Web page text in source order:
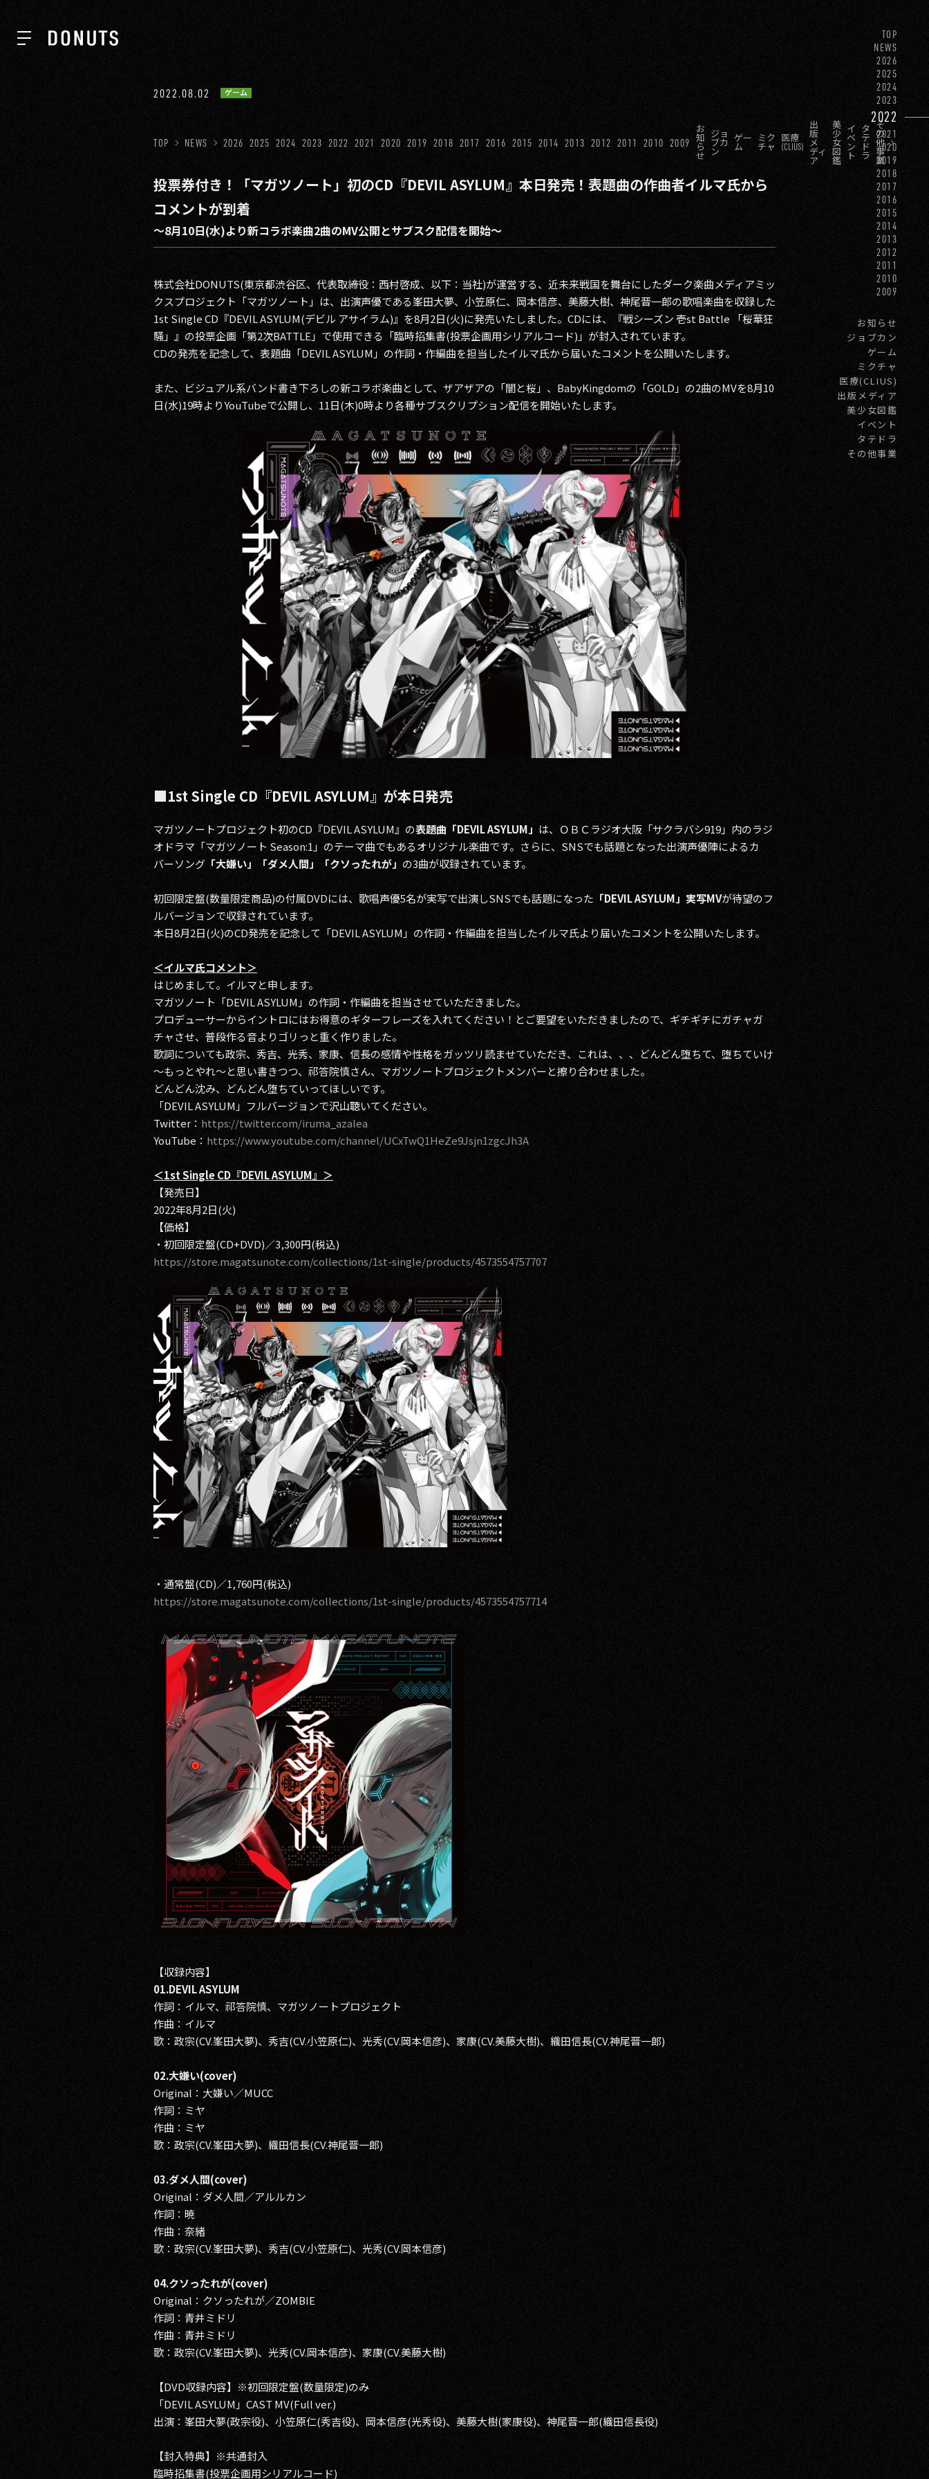
ABOUT
SERVICES
GROUP
RECRUIT
CONTACT
TOP
NEWS
2026
2025
2024
2023
2022
2021
2020
2019
2018
2017
2016
2015
2014
2013
2012
2011
2010
2009
お知らせ
ジョブカン
ゲーム
ミクチャ
医療(CLIUS)
出版メディア
美少女図鑑
イベント
タテドラ
その他事業
2022.08.02 ゲーム
TOP NEWS 2026 2025 2024 2023 2022 2021 2020 2019 2018 2017 2016 2015 2014 2013 2012 2011 2010 2009
お
知
ら
せ
ジョ
ブカ
ン
ゲー
ム
ミク
チャ
医療
(CLIUS)
出
版
メ
ディ
ア
美
少
女
図
鑑
イ
ベ
ン
ト
タ
テ
ド
ラ
そ
の
他
事
業
投票券付き！「マガツノート」初のCD『DEVIL ASYLUM』本日発売！表題曲の作曲者イルマ氏から
コメントが到着
〜8月10日(水)より新コラボ楽曲2曲のMV公開とサブスク配信を開始〜
株式会社DONUTS(東京都渋谷区、代表取締役：西村啓成、以下：当社)が運営する、近未来戦国を舞台にしたダーク楽曲メディアミッ
クスプロジェクト「マガツノート」は、出演声優である峯田大夢、小笠原仁、岡本信彦、美藤大樹、神尾晋一郎の歌唱楽曲を収録した
1st Single CD『DEVIL ASYLUM(デビル アサイラム)』を8月2日(火)に発売いたしました。CDには、『戦シーズン 壱st Battle 「桜華狂
騒」』の投票企画「第2次BATTLE」で使用できる「臨時招集書(投票企画用シリアルコード)」が封入されています。
CDの発売を記念して、表題曲「DEVIL ASYLUM」の作詞・作編曲を担当したイルマ氏から届いたコメントを公開いたします。
また、ビジュアル系バンド書き下ろしの新コラボ楽曲として、ザアザアの「闇と桜」、BabyKingdomの「GOLD」の2曲のMVを8月10
日(水)19時よりYouTubeで公開し、11日(木)0時より各種サブスクリプション配信を開始いたします。
■1st Single CD『DEVIL ASYLUM』が本日発売
マガツノートプロジェクト初のCD『DEVIL ASYLUM』の表題曲「DEVIL ASYLUM」 は、ＯＢＣラジオ大阪「サクラバシ919」内のラジ
オドラマ「マガツノート Season:1」のテーマ曲でもあるオリジナル楽曲です。さらに、SNSでも話題となった出演声優陣によるカ
バーソング 「大嫌い」「ダメ人間」「クソったれが」 の3曲が収録されています。
初回限定盤(数量限定商品)の付属DVDには、歌唱声優5名が実写で出演しSNSでも話題になった 「DEVIL ASYLUM」実写MVが待望のフ
ルバージョンで収録されています。
本日8月2日(火)のCD発売を記念して「DEVIL ASYLUM」の作詞・作編曲を担当したイルマ氏より届いたコメントを公開いたします。
＜イルマ氏コメント＞
はじめまして。イルマと申します。
マガツノート「DEVIL ASYLUM」の作詞・作編曲を担当させていただきました。
プロデューサーからイントロにはお得意のギターフレーズを入れてください！とご要望をいただきましたので、ギチギチにガチャガ
チャさせ、普段作る音よりゴリっと重く作りました。
歌詞についても政宗、秀吉、光秀、家康、信長の感情や性格をガッツリ読ませていただき、これは、、、どんどん堕ちて、堕ちていけ
～もっとやれ～と思い書きつつ、祁答院慎さん、マガツノートプロジェクトメンバーと擦り合わせました。
どんどん沈み、どんどん堕ちていってほしいです。
「DEVIL ASYLUM」フルバージョンで沢山聴いてください。
Twitter： https://twitter.com/iruma_azalea
YouTube： https://www.youtube.com/channel/UCxTwQ1HeZe9Jsjn1zgcJh3A
＜1st Single CD『DEVIL ASYLUM』＞
【発売日】
2022年8月2日(火)
【価格】
・初回限定盤(CD+DVD)／3,300円(税込)
https://store.magatsunote.com/collections/1st-single/products/4573554757707
・通常盤(CD)／1,760円(税込)
https://store.magatsunote.com/collections/1st-single/products/4573554757714
【収録内容】
01.DEVIL ASYLUM
作詞：イルマ、祁答院慎、マガツノートプロジェクト
作曲：イルマ
歌：政宗(CV.峯田大夢)、秀吉(CV.小笠原仁)、光秀(CV.岡本信彦)、家康(CV.美藤大樹)、織田信長(CV.神尾晋一郎)
02.大嫌い(cover)
Original：大嫌い／MUCC
作詞：ミヤ
作曲：ミヤ
歌：政宗(CV.峯田大夢)、織田信長(CV.神尾晋一郎)
03.ダメ人間(cover)
Original：ダメ人間／アルルカン
作詞：暁
作曲：奈緒
歌：政宗(CV.峯田大夢)、秀吉(CV.小笠原仁)、光秀(CV.岡本信彦)
04.クソったれが(cover)
Original：クソったれが／ZOMBIE
作詞：青井ミドリ
作曲：青井ミドリ
歌：政宗(CV.峯田大夢)、光秀(CV.岡本信彦)、家康(CV.美藤大樹)
【DVD収録内容】※初回限定盤(数量限定)のみ
「DEVIL ASYLUM」CAST MV(Full ver.)
出演：峯田大夢(政宗役)、小笠原仁(秀吉役)、岡本信彦(光秀役)、美藤大樹(家康役)、神尾晋一郎(織田信長役)
【封入特典】※共通封入
臨時招集書(投票企画用シリアルコード)